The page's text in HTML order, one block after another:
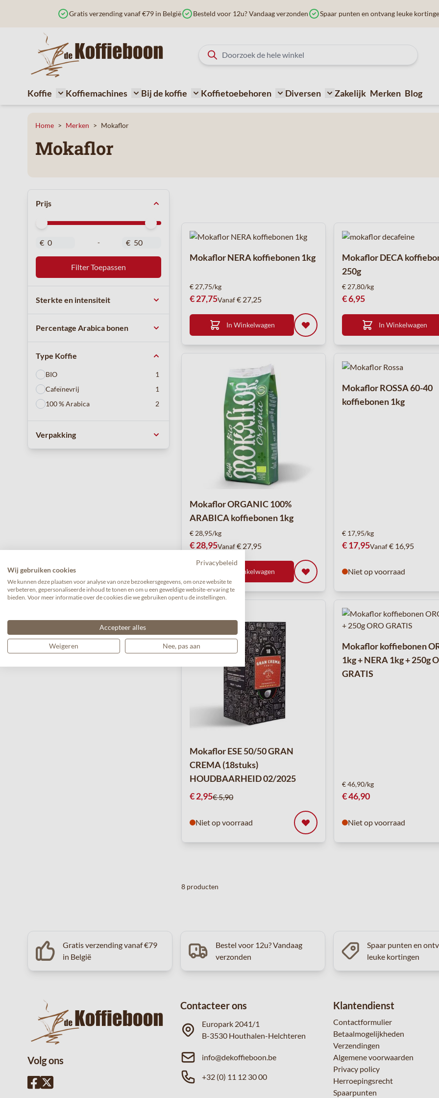
Gratis verzending vanaf €79 in België Besteld voor 12u? Vandaag verzonden Spaar punten en ontvang leuke
Koffie
Toggle submenu for Koffie
Koffiemachines
Toggle submenu for Koffiemachines
Bij de koffie
Toggle submenu for Bij de koffie
Koffietoebehoren
Toggle submenu for Koffietoebehoren
Diversen
Toggle submenu for Diversen
Zakelijk Merken Blog
Home > Merken > Mokaflor
Mokaflor
Doorgaan naar productlijst
Prijs
Minimal Price
Maximum Price
€ - €
Filter Toepassen
Sterkte en intensiteit
Percentage Arabica bonen
Type Koffie
BIO
1
Cafeïnevrij
1
100 % Arabica
2
Verpakking
Mokaflor NERA koffiebonen 1kg
€ 27,75/kg
€ 27,75Vanaf€ 27,25
In Winkelwagen
Mokaflor DECA
250g
€ 27,80/kg
€ 6,95
In Winkelwagen
Mokaflor ORGANIC 100%
ARABICA koffiebonen 1kg
€ 28,95/kg
€ 28,95Vanaf€ 27,95
In Winkelwagen
Mokaflor ROSSA 60-40
koffiebonen 1kg
€ 17,95/kg
€ 17,95Vanaf€ 16,95
Niet op voorraad
Mokaflor ESE 50/50 GRAN
CREMA (18stuks)
HOUDBAARHEID 02/2025
Speciale prijs
€ 2,95€ 5,90
Niet op voorraad
Mokaflor koffiebonen
1kg + NERA 1kg + 250g
GRATIS
€ 46,90/kg
€ 46,90
Niet op voorraad
8 producten
Gratis verzending vanaf €79
in België
Bestel voor 12u? Vandaag
verzonden
Spaar punten en
leuke kortingen
Volg ons
Contacteer ons
Europark 2041/1
B-3530 Houthalen-Helchteren
info@dekoffieboon.be
+32 (0) 11 12 30 00
Klantendienst
Contactformulier
Betaalmogelijkheden
Verzendingen
Algemene voorwaarden
Privacy policy
Herroepingsrecht
Spaarpunten
Privacybeleid
Wij gebruiken cookies
We kunnen deze plaatsen voor analyse van onze bezoekersgegevens, om onze website te
verbeteren, gepersonaliseerde inhoud te tonen en om u een geweldige website-ervaring te
bieden. Voor meer informatie over de cookies die we gebruiken opent u de instellingen.
Accepteer alles
Weigeren Nee, pas aan